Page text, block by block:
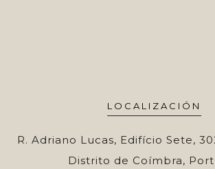
LOCALIZACIÓN
R. Adriano Lucas, Edifício Sete,
Distrito de Coímbra,